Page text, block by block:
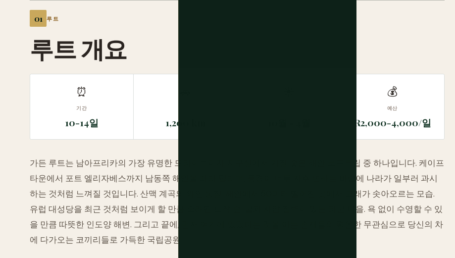
루트
루트 개요
⏰
기간
10-14일 1,200 km
💰
예산
R2,000-4,000/일
가든 루트는 남아프리카의 가장 유명한 드라이브이자 지구상에서 가장 좋은 해안 로드트립 중 하나입니다. 케이프
타운에서 포트 엘리자베스까지 남동쪽 해안을 따라 달리며, 풍경이 너무 자주 변하는 바람에 나라가 일부러 과시
하는 것처럼 느껴질 것입니다. 산맥 계곡의 와인 농장. 해안에서 50미터 떨어진 곳에서 고래가 솟아오르는 모습.
유럽 대성당을 최근 것처럼 보이게 할 만큼 오래된 토착 숲. 굴과 사암 절벽이 있는 라군 마을. 욕 없이 수영할 수 있
을 만큼 따뜻한 인도양 해변. 그리고 끝에, 먼저 여기에 있었다는 것을 아는 존재들의 평온한 무관심으로 당신의 차
에 다가오는 코끼리들로 가득한 국립공원.